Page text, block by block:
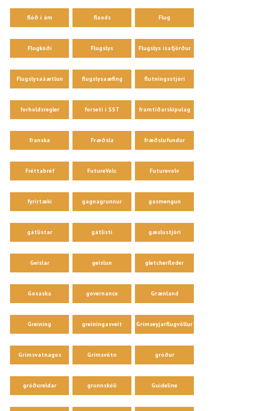
flóð í ám floods Flug
Flugkóði Flugslys Flugslys ísafjörður
Flugslysaáætlun flugslysaæfing flutningsstjóri
forholdsregler forseti í SST framtíðarskipulag
franska Fræðsla fræðslufundur
Fréttabréf FutureVolc Futurevolv
fyrirtæki gagnagrunnur gasmengun
gátlistar gátlisti gæslustjóri
Geislar geislun gletcherfloder
Gosaska governance Grænland
Greining greiningasveit Grímseyjarflugvöllur
Grímsvatnagos Grímsvötn gróður
gróðureldar grunnskóli Guideline